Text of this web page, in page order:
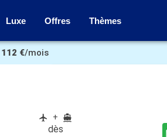
Luxe Offres Thèmes
112 €/mois
+
dès